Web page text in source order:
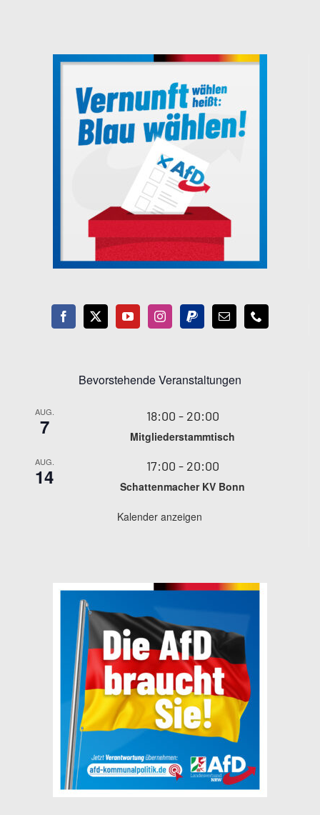
Bevorstehende Veranstaltungen
AUG.
7 18:00 - 20:00
Mitgliederstammtisch
AUG.
14 17:00 - 20:00
Schattenmacher KV Bonn
Kalender anzeigen